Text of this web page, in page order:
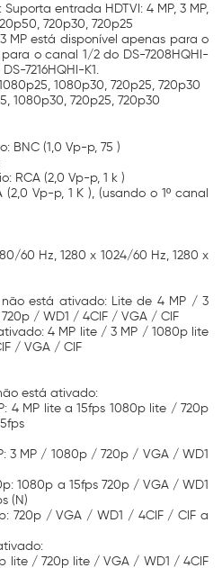
entrada HDTVI: 4 MP, 3 MP,
720p30, 720p25
MP está disponível apenas para o
para o canal 1/2 do DS-7208HQHI-
7216HQHI-K1.
1080p30, 720p25, 720p30
1080p30, 720p25, 720p30
BNC (1,0 Vp-p, 75 )
RCA (2,0 Vp-p, 1 k )
Vp-p, 1 K ), (usando o 1º canal
60 Hz, 1280 x 1024/60 Hz, 1280 x
está ativado: Lite de 4 MP / 3
/ WD1 / 4CIF / VGA / CIF
4 MP lite / 3 MP / 1080p lite
/ VGA / CIF
está ativado:
4 MP lite a 15fps 1080p lite / 720p
3 MP / 1080p / 720p / VGA / WD1
1080p a 15fps 720p / VGA / WD1
(N)
720p / VGA / WD1 / 4CIF / CIF a
lite / 720p lite / VGA / WD1 / 4CIF